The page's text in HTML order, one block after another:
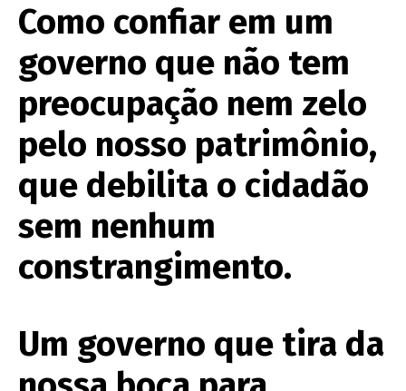
Como confiar em um
governo que não tem
preocupação nem zelo
pelo nosso patrimônio,
que debilita o cidadão
sem nenhum
constrangimento.
Um governo que tira da